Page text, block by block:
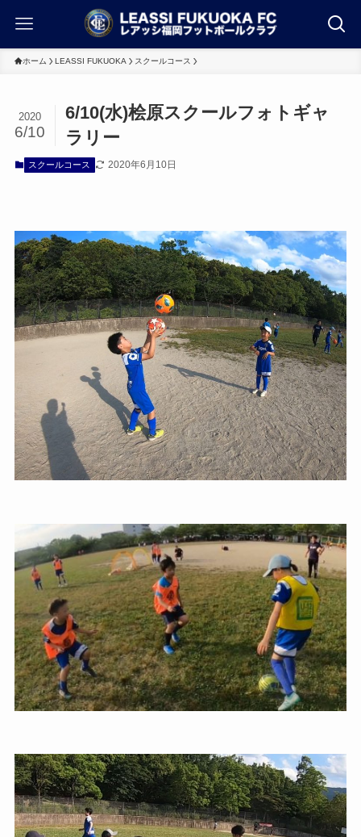
ホーム LEASSI FUKUOKA スクールコース
6/10(水)桧原スクールフォトギャ
ラリー
2020
6/10
スクールコース 2020年6月10日